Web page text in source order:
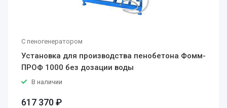
С пеногенератором
Установка для производства пенобетона Фомм-
ПРОФ 1000 без дозации воды
В наличии
617 370 ₽